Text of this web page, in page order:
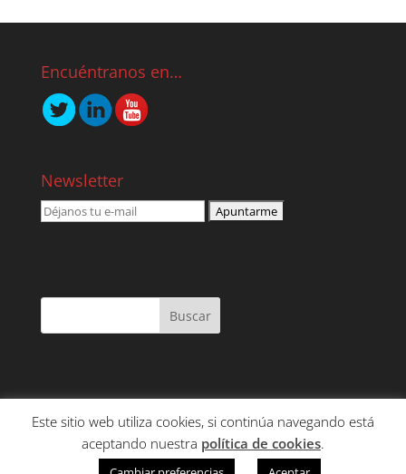
Encuéntranos en…
Newsletter
SERVICIOS
CONTENIDO
CLIENTES
CONTACTO
Este sitio web utiliza cookies, si continúa navegando está
aceptando nuestra política de cookies.